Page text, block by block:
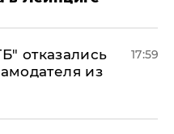
отказались
из
17:59